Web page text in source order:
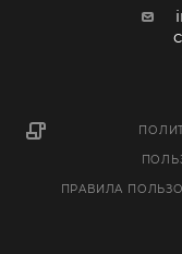
ПРАВИЛА